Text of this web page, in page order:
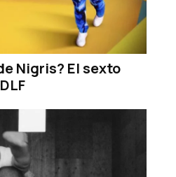
Nigris? El sexto